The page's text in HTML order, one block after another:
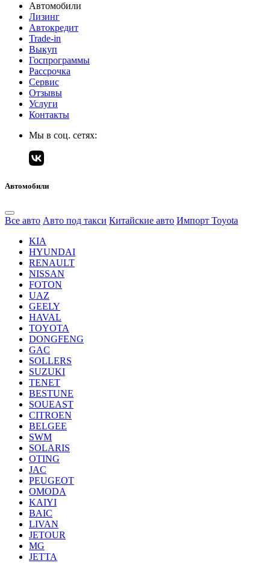
Автомобили
Лизинг
Автокредит
Trade-in
Выкуп
Госпрограммы
Рассрочка
Сервис
Отзывы
Услуги
Контакты
Мы в соц. сетях:
Автомобили
Все авто Авто под такси Китайские авто Импорт Toyota
KIA
HYUNDAI
RENAULT
NISSAN
FOTON
UAZ
GEELY
HAVAL
TOYOTA
DONGFENG
GAC
SOLLERS
SUZUKI
TENET
BESTUNE
SOUEAST
CITROEN
BELGEE
SWM
SOLARIS
OTING
JAC
PEUGEOT
OMODA
KAIYI
BAIC
LIVAN
JETOUR
MG
JETTA